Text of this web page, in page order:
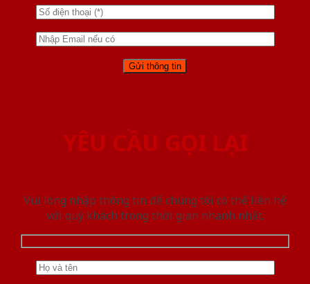
YÊU CẦU GỌI LẠI
Vui lòng nhập thông tin để chúng tôi có thể liên hệ
với quý khách trong thời gian nhanh nhất.